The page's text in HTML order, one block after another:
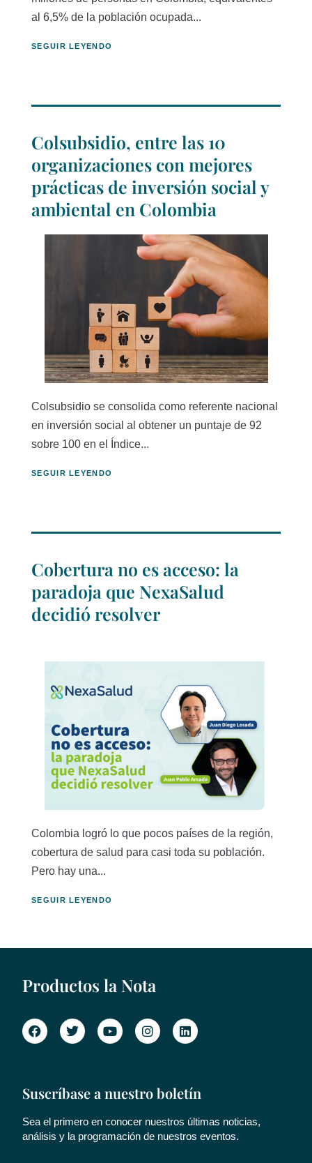
al 6,5% de la población ocupada...
SEGUIR LEYENDO
Colsubsidio, entre las 10
organizaciones con mejores
prácticas de inversión social y
ambiental en Colombia
Colsubsidio se consolida como referente nacional
en inversión social al obtener un puntaje de 92
sobre 100 en el Índice...
SEGUIR LEYENDO
Cobertura no es acceso: la
paradoja que NexaSalud
decidió resolver
Colombia logró lo que pocos países de la región,
cobertura de salud para casi toda su población.
Pero hay una...
SEGUIR LEYENDO
Productos la Nota
Suscríbase a nuestro boletín
Sea el primero en conocer nuestros últimas noticias,
análisis y la programación de nuestros eventos.